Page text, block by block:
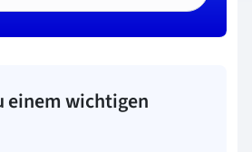
einem wichtigen